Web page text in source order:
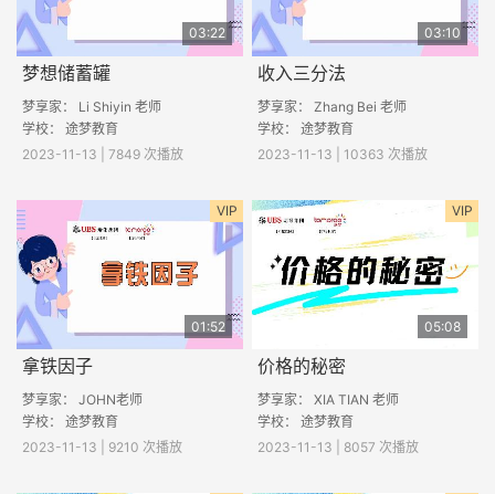
03:22
梦想储蓄罐
梦享家： Li Shiyin 老师
学校： 途梦教育
2023-11-13 | 7849 次播放
03:10
收入三分法
梦享家： Zhang Bei 老师
学校： 途梦教育
2023-11-13 | 10363 次播放
VIP
01:52
拿铁因子
梦享家： JOHN老师
学校： 途梦教育
2023-11-13 | 9210 次播放
VIP
05:08
价格的秘密
梦享家： XIA TIAN 老师
学校： 途梦教育
2023-11-13 | 8057 次播放